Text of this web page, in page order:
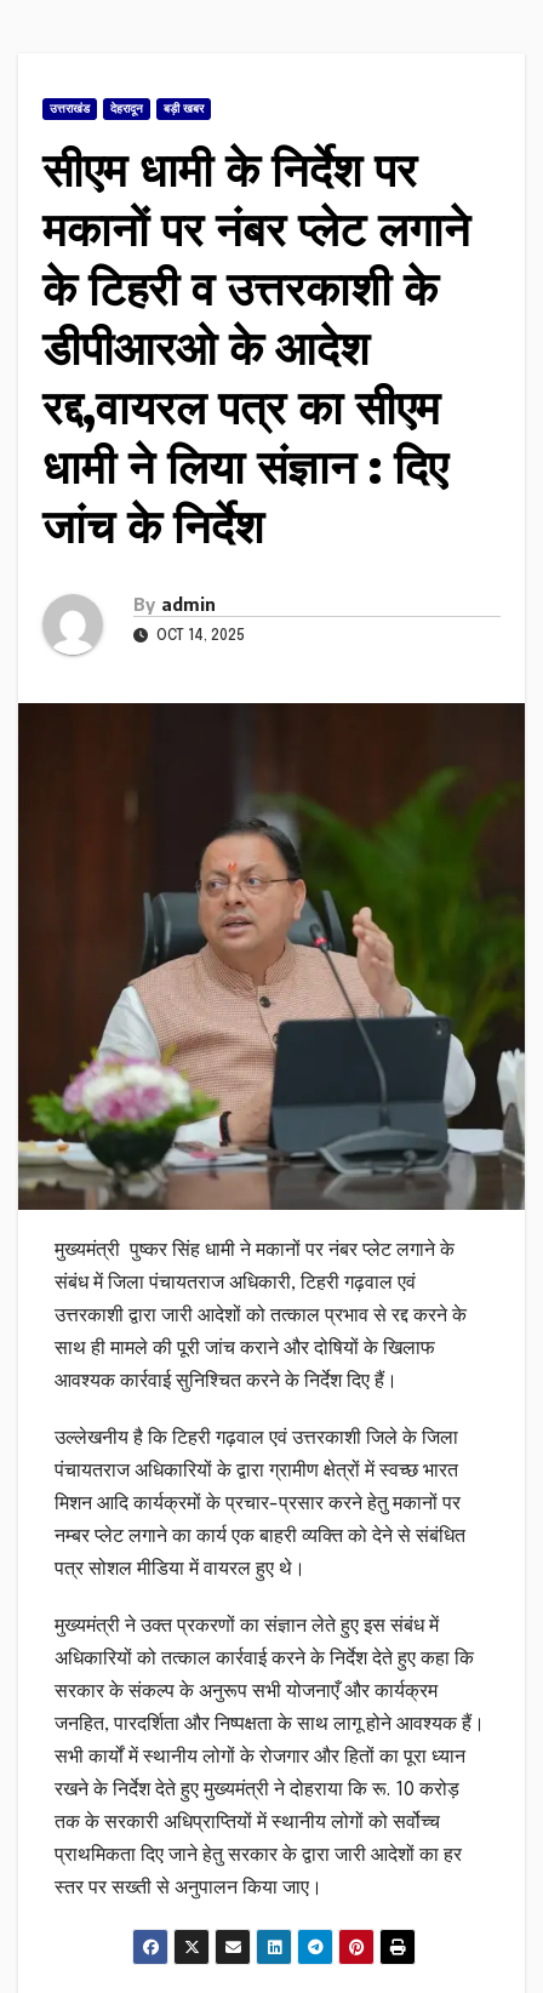
उत्तराखंड देहरादून बड़ी खबर
सीएम धामी के निर्देश पर
मकानों पर नंबर प्लेट लगाने
के टिहरी व उत्तरकाशी के
डीपीआरओ के आदेश
रद्द,वायरल पत्र का सीएम
धामी ने लिया संज्ञान : दिए
जांच के निर्देश
By admin
OCT 14, 2025
मुख्यमंत्री पुष्कर सिंह धामी ने मकानों पर नंबर प्लेट लगाने के
संबंध में जिला पंचायतराज अधिकारी, टिहरी गढ़वाल एवं
उत्तरकाशी द्वारा जारी आदेशों को तत्काल प्रभाव से रद्द करने के
साथ ही मामले की पूरी जांच कराने और दोषियों के खिलाफ
आवश्यक कार्रवाई सुनिश्चित करने के निर्देश दिए हैं।
उल्लेखनीय है कि टिहरी गढ़वाल एवं उत्तरकाशी जिले के जिला
पंचायतराज अधिकारियों के द्वारा ग्रामीण क्षेत्रों में स्वच्छ भारत
मिशन आदि कार्यक्रमों के प्रचार-प्रसार करने हेतु मकानों पर
नम्बर प्लेट लगाने का कार्य एक बाहरी व्यक्ति को देने से संबंधित
पत्र सोशल मीडिया में वायरल हुए थे।
मुख्यमंत्री ने उक्त प्रकरणों का संज्ञान लेते हुए इस संबंध में
अधिकारियों को तत्काल कार्रवाई करने के निर्देश देते हुए कहा कि
सरकार के संकल्प के अनुरूप सभी योजनाएँ और कार्यक्रम
जनहित, पारदर्शिता और निष्पक्षता के साथ लागू होने आवश्यक हैं।
सभी कार्यों में स्थानीय लोगों के रोजगार और हितों का पूरा ध्यान
रखने के निर्देश देते हुए मुख्यमंत्री ने दोहराया कि रू. 10 करोड़
तक के सरकारी अधिप्राप्तियों में स्थानीय लोगों को सर्वोच्च
प्राथमिकता दिए जाने हेतु सरकार के द्वारा जारी आदेशों का हर
स्तर पर सख्ती से अनुपालन किया जाए।